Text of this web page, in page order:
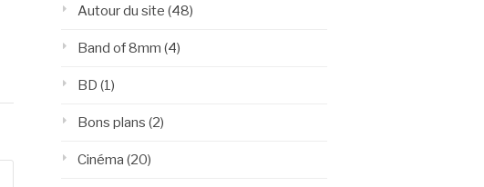
Autour du site (48)
Band of 8mm (4)
BD (1)
Bons plans (2)
Cinéma (20)